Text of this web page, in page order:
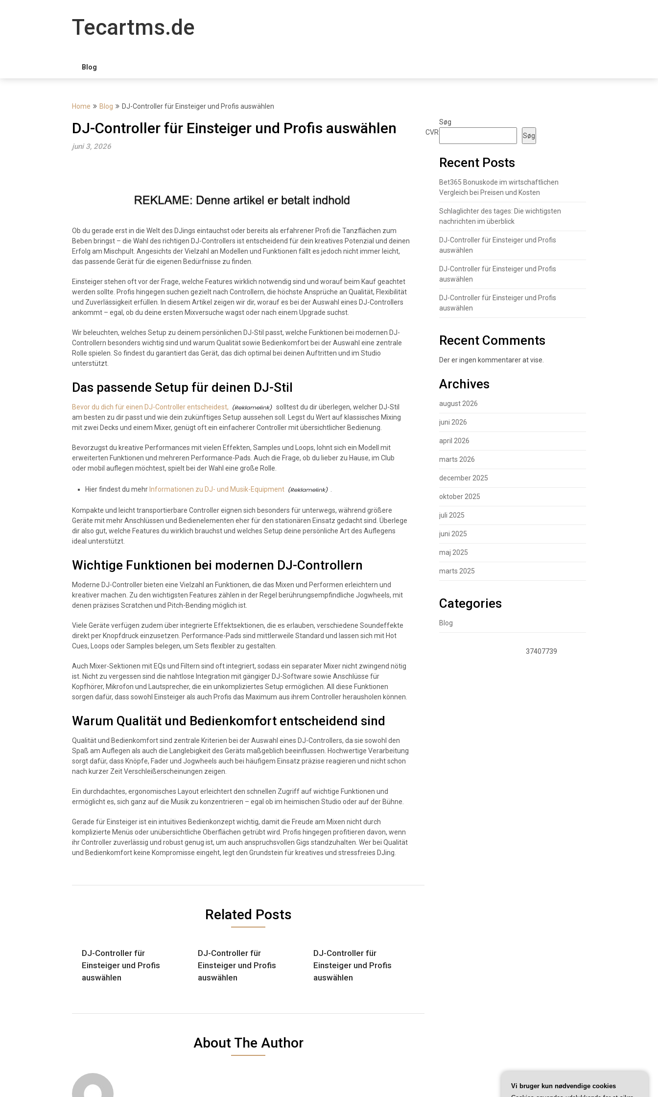
Tecartms.de
Blog
Home Blog DJ-Controller für Einsteiger und Profis auswählen
DJ-Controller für Einsteiger und Profis auswählen
juni 3, 2026
Ob du gerade erst in die Welt des DJings eintauchst oder bereits als erfahrener Profi die Tanzflächen zum
Beben bringst – die Wahl des richtigen DJ-Controllers ist entscheidend für dein kreatives Potenzial und deinen
Erfolg am Mischpult. Angesichts der Vielzahl an Modellen und Funktionen fällt es jedoch nicht immer leicht,
das passende Gerät für die eigenen Bedürfnisse zu finden.
Einsteiger stehen oft vor der Frage, welche Features wirklich notwendig sind und worauf beim Kauf geachtet
werden sollte. Profis hingegen suchen gezielt nach Controllern, die höchste Ansprüche an Qualität, Flexibilität
und Zuverlässigkeit erfüllen. In diesem Artikel zeigen wir dir, worauf es bei der Auswahl eines DJ-Controllers
ankommt – egal, ob du deine ersten Mixversuche wagst oder nach einem Upgrade suchst.
Wir beleuchten, welches Setup zu deinem persönlichen DJ-Stil passt, welche Funktionen bei modernen DJ-
Controllern besonders wichtig sind und warum Qualität sowie Bedienkomfort bei der Auswahl eine zentrale
Rolle spielen. So findest du garantiert das Gerät, das dich optimal bei deinen Auftritten und im Studio
unterstützt.
Das passende Setup für deinen DJ-Stil
Bevor du dich für einen DJ-Controller entscheidest,
solltest du dir überlegen, welcher DJ-Stil
am besten zu dir passt und wie dein zukünftiges Setup aussehen soll. Legst du Wert auf klassisches Mixing
mit zwei Decks und einem Mixer, genügt oft ein einfacherer Controller mit übersichtlicher Bedienung.
Bevorzugst du kreative Performances mit vielen Effekten, Samples und Loops, lohnt sich ein Modell mit
erweiterten Funktionen und mehreren Performance-Pads. Auch die Frage, ob du lieber zu Hause, im Club
oder mobil auflegen möchtest, spielt bei der Wahl eine große Rolle.
Hier findest du mehr Informationen zu DJ- und Musik-Equipment
Kompakte und leicht transportierbare Controller eignen sich besonders für unterwegs, während größere
Geräte mit mehr Anschlüssen und Bedienelementen eher für den stationären Einsatz gedacht sind. Überlege
dir also gut, welche Features du wirklich brauchst und welches Setup deine persönliche Art des Auflegens
ideal unterstützt.
Wichtige Funktionen bei modernen DJ-Controllern
Moderne DJ-Controller bieten eine Vielzahl an Funktionen, die das Mixen und Performen erleichtern und
kreativer machen. Zu den wichtigsten Features zählen in der Regel berührungsempfindliche Jogwheels, mit
denen präzises Scratchen und Pitch-Bending möglich ist.
Viele Geräte verfügen zudem über integrierte Effektsektionen, die es erlauben, verschiedene Soundeffekte
direkt per Knopfdruck einzusetzen. Performance-Pads sind mittlerweile Standard und lassen sich mit Hot
Cues, Loops oder Samples belegen, um Sets flexibler zu gestalten.
Auch Mixer-Sektionen mit EQs und Filtern sind oft integriert, sodass ein separater Mixer nicht zwingend nötig
ist. Nicht zu vergessen sind die nahtlose Integration mit gängiger DJ-Software sowie Anschlüsse für
Kopfhörer, Mikrofon und Lautsprecher, die ein unkompliziertes Setup ermöglichen. All diese Funktionen
sorgen dafür, dass sowohl Einsteiger als auch Profis das Maximum aus ihrem Controller herausholen können.
Warum Qualität und Bedienkomfort entscheidend sind
Qualität und Bedienkomfort sind zentrale Kriterien bei der Auswahl eines DJ-Controllers, da sie sowohl den
Spaß am Auflegen als auch die Langlebigkeit des Geräts maßgeblich beeinflussen. Hochwertige Verarbeitung
sorgt dafür, dass Knöpfe, Fader und Jogwheels auch bei häufigem Einsatz präzise reagieren und nicht schon
nach kurzer Zeit Verschleißerscheinungen zeigen.
Ein durchdachtes, ergonomisches Layout erleichtert den schnellen Zugriff auf wichtige Funktionen und
ermöglicht es, sich ganz auf die Musik zu konzentrieren – egal ob im heimischen Studio oder auf der Bühne.
Gerade für Einsteiger ist ein intuitives Bedienkonzept wichtig, damit die Freude am Mixen nicht durch
komplizierte Menüs oder unübersichtliche Oberflächen getrübt wird. Profis hingegen profitieren davon, wenn
ihr Controller zuverlässig und robust genug ist, um auch anspruchsvollen Gigs standzuhalten. Wer bei Qualität
und Bedienkomfort keine Kompromisse eingeht, legt den Grundstein für kreatives und stressfreies DJing.
Related Posts
DJ-Controller für
Einsteiger und Profis
auswählen
DJ-Controller für
Einsteiger und Profis
auswählen
DJ-Controller für
Einsteiger und Profis
auswählen
About The Author
Søg
Søg
Recent Posts
Bet365 Bonuskode im wirtschaftlichen
Vergleich bei Preisen und Kosten
Schlaglichter des tages: Die wichtigsten
nachrichten im überblick
DJ-Controller für Einsteiger und Profis
auswählen
DJ-Controller für Einsteiger und Profis
auswählen
DJ-Controller für Einsteiger und Profis
auswählen
Recent Comments
Der er ingen kommentarer at vise.
Archives
august 2026
juni 2026
april 2026
marts 2026
december 2025
oktober 2025
juli 2025
juni 2025
maj 2025
marts 2025
Categories
Blog
CVR
37407739
Vi bruger kun nødvendige cookies